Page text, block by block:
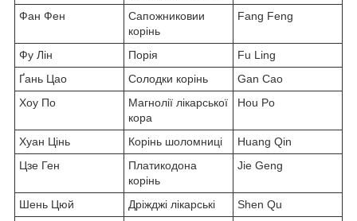
Фан Фен
Сапожниковии
корінь
Fang Feng
Фу Лін Порія
Fu Ling
Ґань Цао
Солодки корінь
Gan Cao
Хоу По
Магнолії лікарської
кора
Hou Po
Хуан Цінь Корінь шоломниці
Huang Qin
Цзе Ген
Платикодона
корінь
Jie Geng
Шень Цюй Дріжджі лікарські
Shen Qu